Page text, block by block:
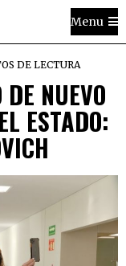
Menu
DE LECTURA
NUEVO
ESTADO: